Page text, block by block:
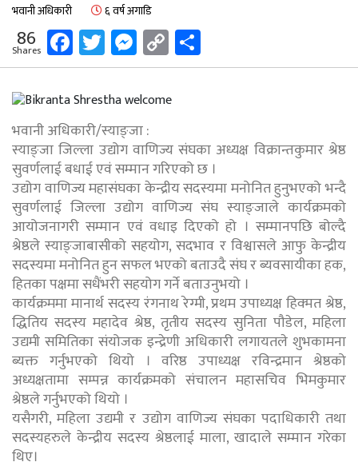
भवानी अधिकारी ६ वर्ष अगाडि
86
Shares Facebook
Twitter
Messenger
Copy
Link
भवानी अधिकारी/स्याङ्जा :
स्याङ्जा जिल्ला उद्योग वाणिज्य संघका अध्यक्ष विक्रान्तकुमार श्रेष्ठ
सुवर्णलाई बधाई एवं सम्मान गरिएको छ ।
उद्योग वाणिज्य महासंघका केन्द्रीय सदस्यमा मनोनित हुनुभएको भन्दै
सुवर्णलाई जिल्ला उद्योग वाणिज्य संघ स्याङ्जाले कार्यक्रमको
आयोजनागरी सम्मान एवं वधाइ दिएको हो । सम्मानपछि बोल्दै
श्रेष्ठले स्याङ्जाबासीको सहयोग, सदभाव र विश्वासले आफु केन्द्रीय
सदस्यमा मनोनित हुन सफल भएको बताउदै संघ र ब्यवसायीका हक,
हितका पक्षमा सधैंभरी सहयोग गर्ने बताउनुभयो ।
कार्यक्रममा मानार्थ सदस्य रंगनाथ रेग्मी, प्रथम उपाध्यक्ष हिक्मत श्रेष्ठ,
द्धितिय सदस्य महादेव श्रेष्ठ, तृतीय सदस्य सुनिता पौडेल, महिला
उद्यमी समितिका संयोजक इन्द्रेणी अधिकारी लगायतले शुभकामना
ब्यक्त गर्नुभएको थियो । वरिष्ठ उपाध्यक्ष रविन्द्रमान श्रेष्ठको
अध्यक्षतामा सम्पन्न कार्यक्रमको संचालन महासचिव भिमकुमार
श्रेष्ठले गर्नुभएको थियो ।
यसैगरी, महिला उद्यमी र उद्योग वाणिज्य संघका पदाधिकारी तथा
सदस्यहरुले केन्द्रीय सदस्य श्रेष्ठलाई माला, खादाले सम्मान गरेका
थिए।